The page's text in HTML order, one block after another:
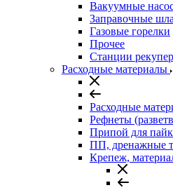
Вакуумные
Заправочные
Газовые горелки
Прочее
Станции
Расходные материалы
Расходные
Рефнеты
Припой для
ПП, дренажные
Крепеж,